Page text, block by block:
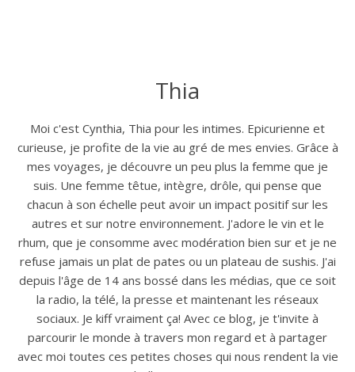
Thia
Moi c'est Cynthia, Thia pour les intimes. Epicurienne et
curieuse, je profite de la vie au gré de mes envies. Grâce à
mes voyages, je découvre un peu plus la femme que je
suis. Une femme têtue, intègre, drôle, qui pense que
chacun à son échelle peut avoir un impact positif sur les
autres et sur notre environnement. J'adore le vin et le
rhum, que je consomme avec modération bien sur et je ne
refuse jamais un plat de pates ou un plateau de sushis. J'ai
depuis l'âge de 14 ans bossé dans les médias, que ce soit
la radio, la télé, la presse et maintenant les réseaux
sociaux. Je kiff vraiment ça! Avec ce blog, je t'invite à
parcourir le monde à travers mon regard et à partager
avec moi toutes ces petites choses qui nous rendent la vie